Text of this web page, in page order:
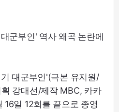
군부인' 역사 왜곡 논란에
대군부인'(극본 유지원/
강대선/제작 MBC, 카카
일 12회를 끝으로 종영